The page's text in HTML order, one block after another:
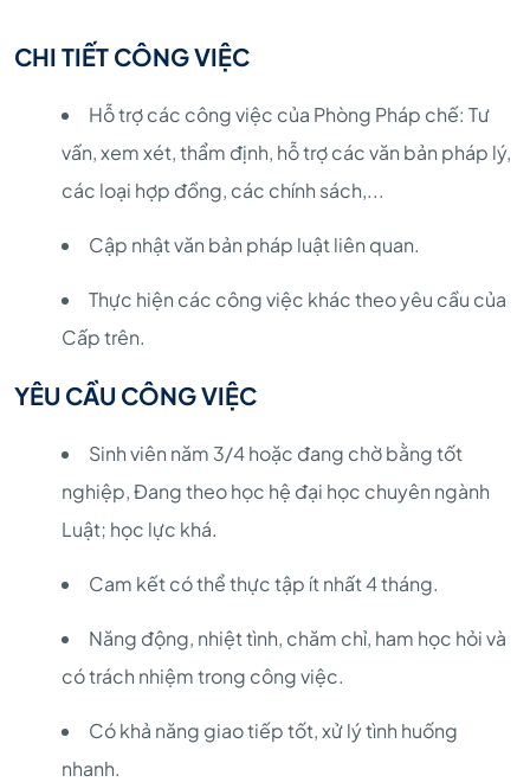
CHI TIẾT CÔNG VIỆC
Hỗ trợ các công việc của Phòng Pháp chế: Tư
vấn, xem xét, thẩm định, hỗ trợ các văn bản pháp lý,
các loại hợp đồng, các chính sách,...
Cập nhật văn bản pháp luật liên quan.
Thực hiện các công việc khác theo yêu cầu của
Cấp trên.
YÊU CẦU CÔNG VIỆC
Sinh viên năm 3/4 hoặc đang chờ bằng tốt
nghiệp, Đang theo học hệ đại học chuyên ngành
Luật; học lực khá.
Cam kết có thể thực tập ít nhất 4 tháng.
Năng động, nhiệt tình, chăm chỉ, ham học hỏi và
có trách nhiệm trong công việc.
Có khả năng giao tiếp tốt, xử lý tình huống
nhanh.